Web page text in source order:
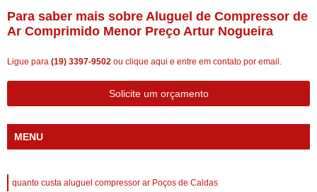
Para saber mais sobre Aluguel de Compressor de
Ar Comprimido Menor Preço Artur Nogueira
Ligue para (19) 3397-9502 ou clique aqui e entre em contato por email.
Solicite um orçamento
MENU
quanto custa aluguel compressor ar Poços de Caldas